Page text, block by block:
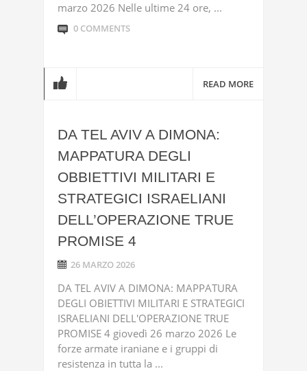
marzo 2026 Nelle ultime 24 ore, ...
0 COMMENTS
READ MORE
DA TEL AVIV A DIMONA:
MAPPATURA DEGLI
OBBIETTIVI MILITARI E
STRATEGICI ISRAELIANI
DELL’OPERAZIONE TRUE
PROMISE 4
26 MARZO 2026
DA TEL AVIV A DIMONA: MAPPATURA
DEGLI OBIETTIVI MILITARI E STRATEGICI
ISRAELIANI DELL'OPERAZIONE TRUE
PROMISE 4 giovedì 26 marzo 2026 Le
forze armate iraniane e i gruppi di
resistenza in tutta la ...